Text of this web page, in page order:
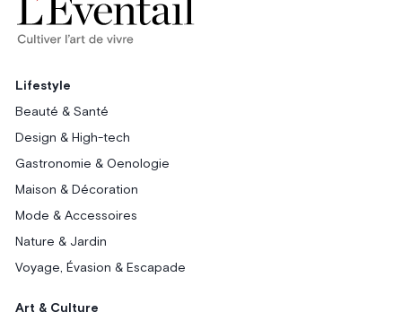
Lifestyle
Beauté & Santé
Design & High-tech
Gastronomie & Oenologie
Maison & Décoration
Mode & Accessoires
Nature & Jardin
Voyage, Évasion & Escapade
Art & Culture